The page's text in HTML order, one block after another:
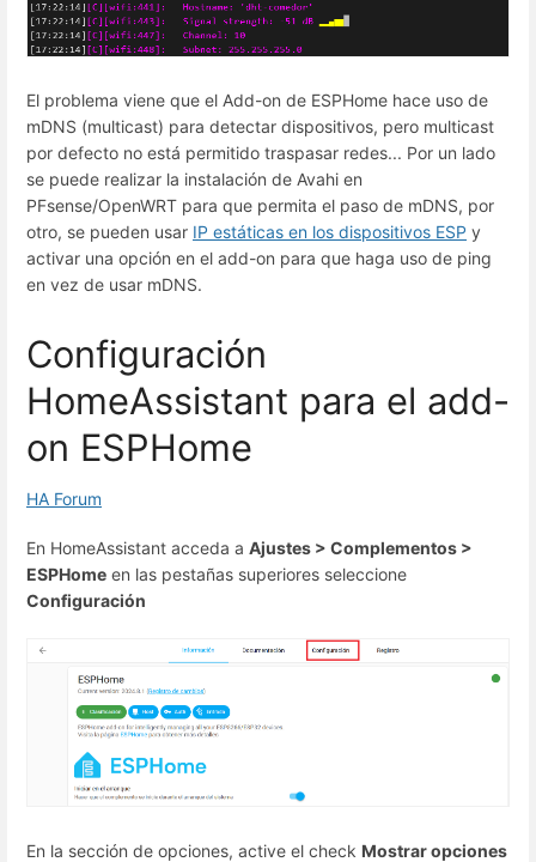
El problema viene que el Add-on de ESPHome hace uso de
mDNS (multicast) para detectar dispositivos, pero multicast
por defecto no está permitido traspasar redes... Por un lado
se puede realizar la instalación de Avahi en
PFsense/OpenWRT para que permita el paso de mDNS, por
otro, se pueden usar IP estáticas en los dispositivos ESP y
activar una opción en el add-on para que haga uso de ping
en vez de usar mDNS.
Configuración
HomeAssistant para el add-
on ESPHome
HA Forum
En HomeAssistant acceda a Ajustes > Complementos >
ESPHome en las pestañas superiores seleccione
Configuración
En la sección de opciones, active el check Mostrar opciones